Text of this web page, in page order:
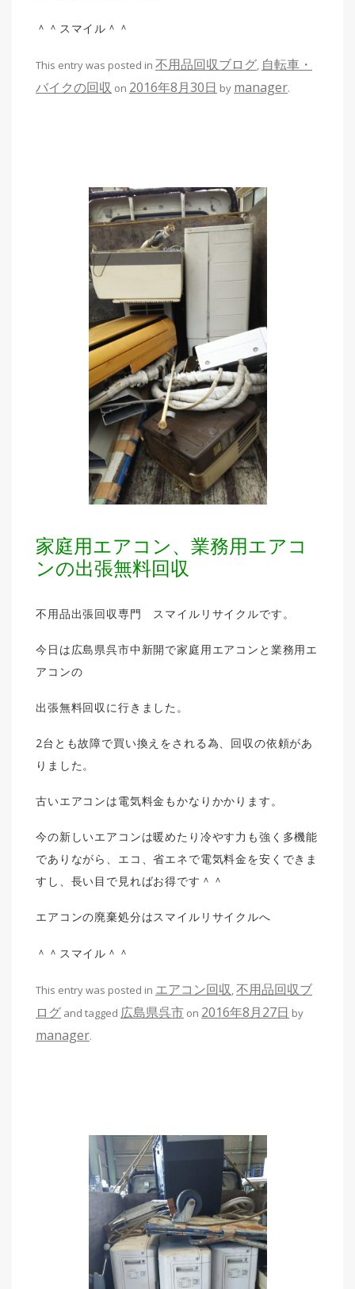
＾＾スマイル＾＾
This entry was posted in 不用品回収ブログ, 自転車・
バイクの回収 on 2016年8月30日 by manager.
家庭用エアコン、業務用エアコ
ンの出張無料回収
不用品出張回収専門 スマイルリサイクルです。
今日は広島県呉市中新開で家庭用エアコンと業務用エ
アコンの
出張無料回収に行きました。
2台とも故障で買い換えをされる為、回収の依頼があ
りました。
古いエアコンは電気料金もかなりかかります。
今の新しいエアコンは暖めたり冷やす力も強く多機能
でありながら、エコ、省エネで電気料金を安くできま
すし、長い目で見ればお得です＾＾
エアコンの廃棄処分はスマイルリサイクルへ
＾＾スマイル＾＾
This entry was posted in エアコン回収,不用品回収ブ
ログ and tagged 広島県呉市 on 2016年8月27日 by
manager.